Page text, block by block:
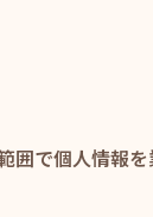
で個人情報